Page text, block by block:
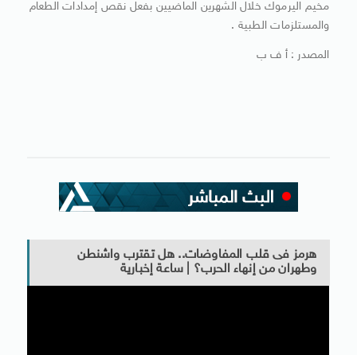
مخيم اليرموك خلال الشهرين الماضيين بفعل نقص إمدادات الطعام
والمستلزمات الطبية .
المصدر : أ ف ب
هرمز فى قلب المفاوضات.. هل تقترب واشنطن
وطهران من إنهاء الحرب؟ | ساعة إخبارية